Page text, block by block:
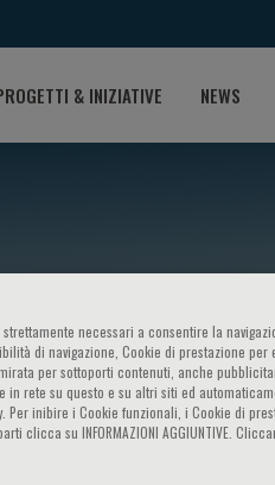
& INIZIATIVE NEWS
necessari a consentire la
di navigazione, Cookie di prestazione per
per sottoporti contenuti, anche
in rete su questo e su altri siti ed
inibire i Cookie funzionali, i Cookie di
su INFORMAZIONI AGGIUNTIVE.